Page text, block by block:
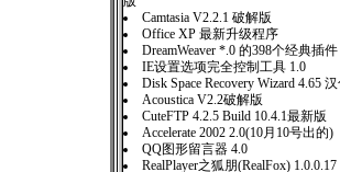
Camtasia V2.2.1 破解版
Office XP 最新升级程序
DreamWeaver *.0 的398个经典插件
IE设置选项完全控制工具 1.0
Disk Space Recovery Wizard 4.65
Acoustica V2.2破解版
CuteFTP 4.2.5 Build 10.4.1最新版
Accelerate 2002 2.0(10月10号出的)
QQ图形留言器 4.0
RealPlayer之狐朋(RealFox) 1.0.0.17